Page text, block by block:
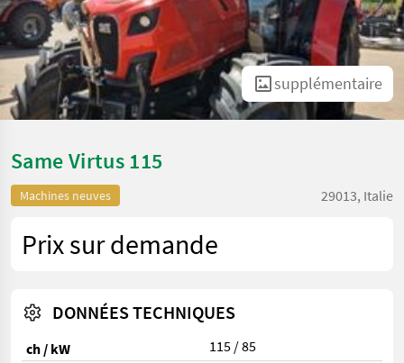
supplémentaire
Same Virtus 115
Machines neuves 29013, Italie
Prix sur demande
DONNÉES TECHNIQUES
ch / kW
115 / 85